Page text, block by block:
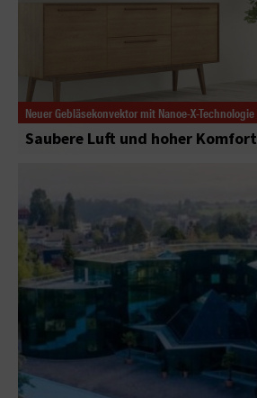
Neuer Gebläsekonvektor mit Nanoe-X-Technologie
Saubere Luft und hoher Komfort